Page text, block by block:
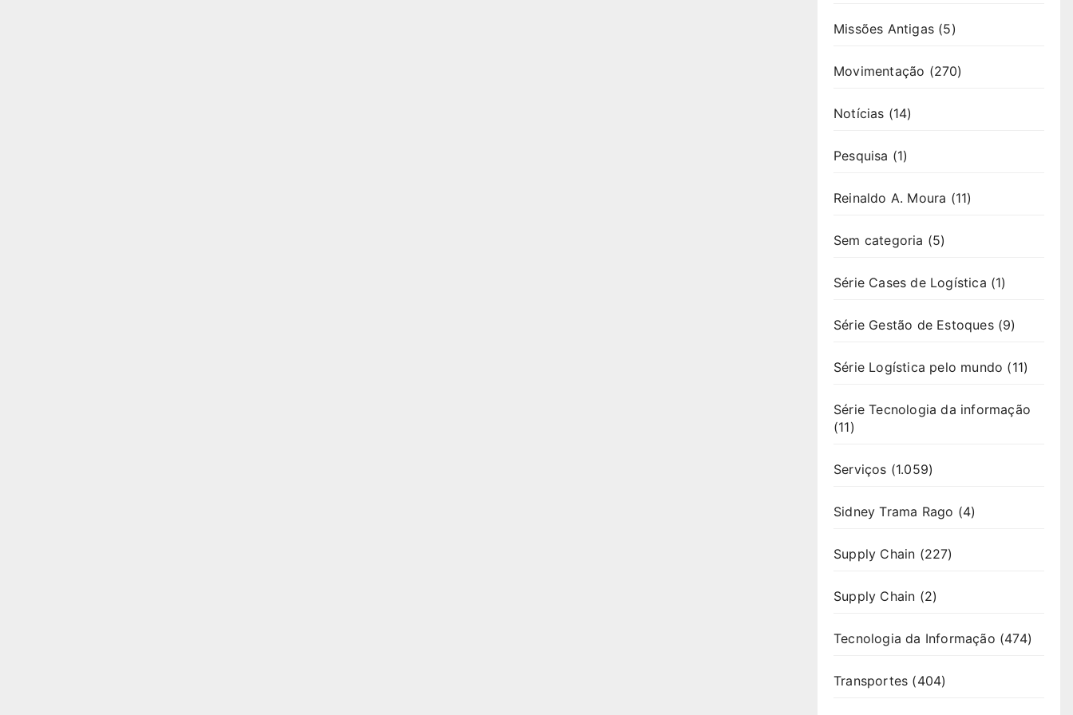
Missões Antigas (5)
Movimentação (270)
Notícias (14)
Pesquisa (1)
Reinaldo A. Moura (11)
Sem categoria (5)
Série Cases de Logística (1)
Série Gestão de Estoques(9)
Série Logística pelo mundo (11)
Série Tecnologia da informação
(11)
Serviços (1.059)
Sidney Trama Rago (4)
Supply Chain (227)
Supply Chain (2)
Tecnologia da Informação (474)
Transportes (404)